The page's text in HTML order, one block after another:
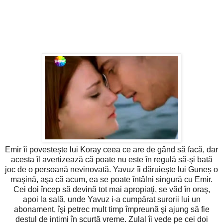
Emir îi povesteşte lui Koray ceea ce are de gând să facă, dar
acesta îl avertizează că poate nu este în regulă să-şi bată
joc de o persoană nevinovată. Yavuz îi dăruieşte lui Guneș o
maşină, aşa că acum, ea se poate întâlni singură cu Emir.
Cei doi încep să devină tot mai apropiaţi, se văd în oraş,
apoi la sală, unde Yavuz i-a cumpărat surorii lui un
abonament, îşi petrec mult timp împreună şi ajung să fie
destul de intimi în scurtă vreme. Zulal îi vede pe cei doi